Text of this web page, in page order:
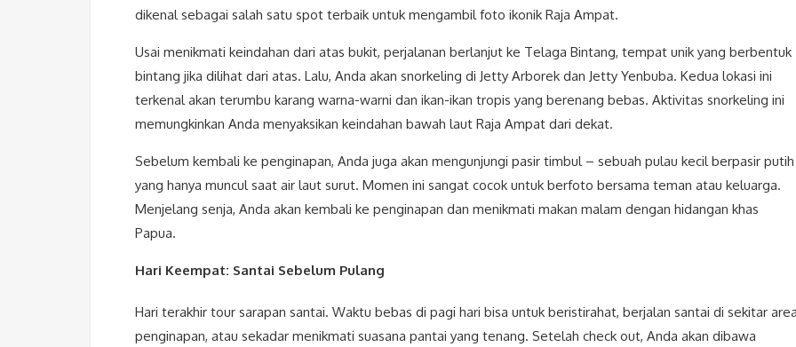
dikenal sebagai salah satu spot terbaik untuk mengambil foto ikonik Raja Ampat.
Usai menikmati keindahan dari atas bukit, perjalanan berlanjut ke Telaga Bintang, tempat unik yang berbentuk
bintang jika dilihat dari atas. Lalu, Anda akan snorkeling di Jetty Arborek dan Jetty Yenbuba. Kedua lokasi ini
terkenal akan terumbu karang warna-warni dan ikan-ikan tropis yang berenang bebas. Aktivitas snorkeling ini
memungkinkan Anda menyaksikan keindahan bawah laut Raja Ampat dari dekat.
Sebelum kembali ke penginapan, Anda juga akan mengunjungi pasir timbul – sebuah pulau kecil berpasir putih
yang hanya muncul saat air laut surut. Momen ini sangat cocok untuk berfoto bersama teman atau keluarga.
Menjelang senja, Anda akan kembali ke penginapan dan menikmati makan malam dengan hidangan khas
Papua.
Hari Keempat: Santai Sebelum Pulang
Hari terakhir tour sarapan santai. Waktu bebas di pagi hari bisa untuk beristirahat, berjalan santai di sekitar
penginapan, atau sekadar menikmati suasana pantai yang tenang. Setelah check out, Anda akan dibawa